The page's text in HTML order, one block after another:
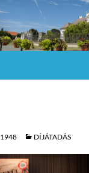
DÍJÁTADÁS